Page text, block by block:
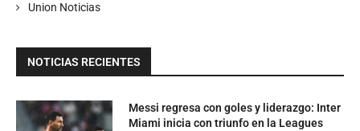
Union Noticias
NOTICIAS RECIENTES
Messi regresa con goles y liderazgo: Inter
Miami inicia con triunfo en la Leagues